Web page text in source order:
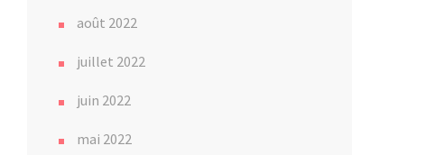
août 2022
juillet 2022
juin 2022
mai 2022